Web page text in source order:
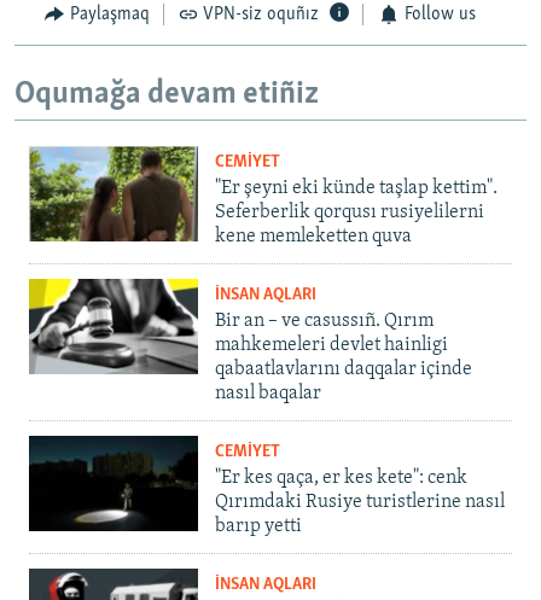
Paylaşmaq VPN-siz oquñız Follow us
Oqumağa devam etiñiz
CEMİYET
"Er şeyni eki künde taşlap kettim".
Seferberlik qorqusı rusiyelilerni
kene memleketten quva
İNSAN AQLARI
Bir an – ve casussıñ. Qırım
mahkemeleri devlet hainligi
qabaatlavlarını daqqalar içinde
nasıl baqalar
CEMİYET
"Er kes qaça, er kes kete": cenk
Qırımdaki Rusiye turistlerine nasıl
barıp yetti
İNSAN AQLARI